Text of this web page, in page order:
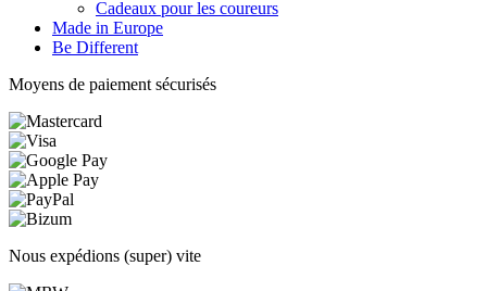
Cadeaux pour les coureurs
Made in Europe
Be Different
Moyens de paiement sécurisés
Nous expédions (super) vite